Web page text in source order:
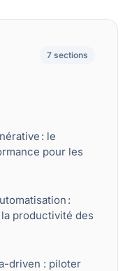
7 sections
: le
pour les
:
productivité des
driven : piloter